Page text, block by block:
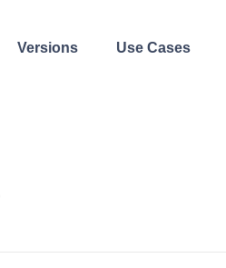
Versions Use Cases